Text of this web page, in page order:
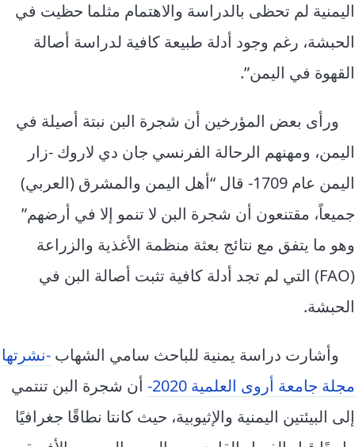
اليمنية لم تحظى بالدراسة والاهتمام مثلما حظيت في
الحبشة، رغم وجود أدلة طبيعة كافية لدراسة أصالة
القهوة في اليمن”.
ورأى بعض المؤرخين أن شجرة البن نبتة أصيلة في
اليمن، ومهنهم الرحالة الفرنسي جان دي لاروك -زار
اليمن عام 1709- قال “أهل اليمن والمشرق (العربي)
جميعاً، مقتنعون أن شجرة البن لا تنمو إلا في أرضهم”
وهو ما يتفق مع نتائج بعثة منظمة الأغذية والزراعة
(FAO) التي لم تجد أدلة كافية تثبت أصالة البن في
الحبشة.
وأشارت دراسة يمنية للباحث سامي الشهاب -نشرتها
مجلة جامعة أروى العلمية 2020-
أن شجرة البن تنتمي
إلى البيئتين اليمنية والإثيوبية، حيث كانتا نطاقًا جغرافيًا